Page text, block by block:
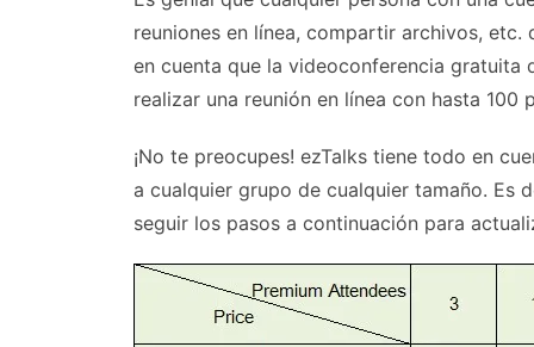
reuniones en línea, compartir archivos,
en cuenta que la videoconferencia gratuita
realizar una reunión en línea con hasta 100
¡No te preocupes! ezTalks tiene todo en
a cualquier grupo de cualquier tamaño. Es
seguir los pasos a continuación para